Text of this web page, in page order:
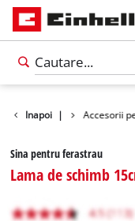
Inapoi |
gradina Accesorii
Sina pentru ferastrau
Lama de schimb